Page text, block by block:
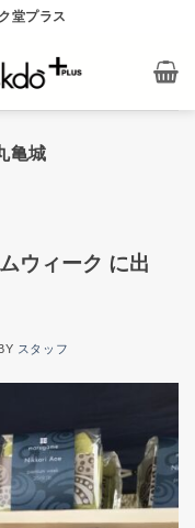
堂プラス
亀城
ウィーク に出
スタッフ